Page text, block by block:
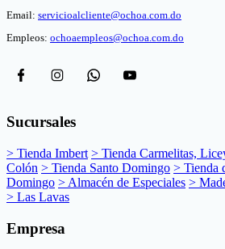
Email: servicioalcliente@ochoa.com.do
Empleos: ochoaempleos@ochoa.com.do
Sucursales
> Tienda Imbert > Tienda Carmelitas,
Colón > Tienda Santo Domingo > Tienda
Domingo > Almacén de Especiales >
> Las Lavas
Empresa